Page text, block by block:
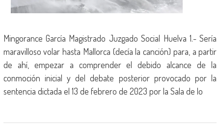
Mingorance García Magistrado Juzgado Social Huelva 1.- Sería
maravilloso volar hasta Mallorca (decía la canción) para, a partir
de ahí, empezar a comprender el debido alcance de la
conmoción inicial y del debate posterior provocado por la
sentencia dictada el 13 de febrero de 2023 por la Sala de lo